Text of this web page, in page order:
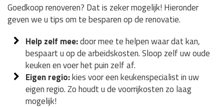
Goedkoop renoveren? Dat is zeker mogelijk! Hieronder
geven we u tips om te besparen op de renovatie.
Help zelf mee:door mee te helpen waar dat kan,
bespaart u op de arbeidskosten. Sloop zelf uw oude
keuken en voer het puin zelf af.
Eigen regio:kies voor een keukenspecialist in uw
eigen regio. Zo houdt u de voorrijkosten zo laag
mogelijk!